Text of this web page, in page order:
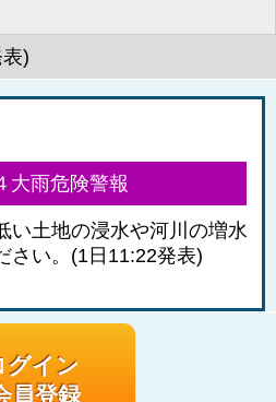
)
大雨危険警報
い土地の浸水や河川の増水
さい。(1日11:22発表)
グイン
員登録